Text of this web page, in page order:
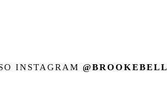
INSTAGRAM